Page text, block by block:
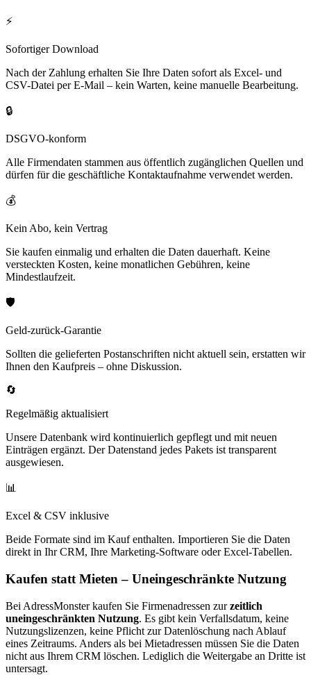
⚡
Sofortiger Download
Nach der Zahlung erhalten Sie Ihre Daten sofort als Excel- und
CSV-Datei per E-Mail – kein Warten, keine manuelle Bearbeitung.
🔒
DSGVO-konform
Alle Firmendaten stammen aus öffentlich zugänglichen Quellen und
dürfen für die geschäftliche Kontaktaufnahme verwendet werden.
💰
Kein Abo, kein Vertrag
Sie kaufen einmalig und erhalten die Daten dauerhaft. Keine
versteckten Kosten, keine monatlichen Gebühren, keine
Mindestlaufzeit.
🛡️
Geld-zurück-Garantie
Sollten die gelieferten Postanschriften nicht aktuell sein, erstatten wir
Ihnen den Kaufpreis – ohne Diskussion.
🔄
Regelmäßig aktualisiert
Unsere Datenbank wird kontinuierlich gepflegt und mit neuen
Einträgen ergänzt. Der Datenstand jedes Pakets ist transparent
ausgewiesen.
📊
Excel & CSV inklusive
Beide Formate sind im Kauf enthalten. Importieren Sie die Daten
direkt in Ihr CRM, Ihre Marketing-Software oder Excel-Tabellen.
Kaufen statt Mieten – Uneingeschränkte Nutzung
Bei AdressMonster kaufen Sie Firmenadressen zur zeitlich
uneingeschränkten Nutzung. Es gibt kein Verfallsdatum, keine
Nutzungslizenzen, keine Pflicht zur Datenlöschung nach Ablauf
eines Zeitraums. Anders als bei Mietadressen müssen Sie die Daten
nicht aus Ihrem CRM löschen. Lediglich die Weitergabe an Dritte ist
untersagt.